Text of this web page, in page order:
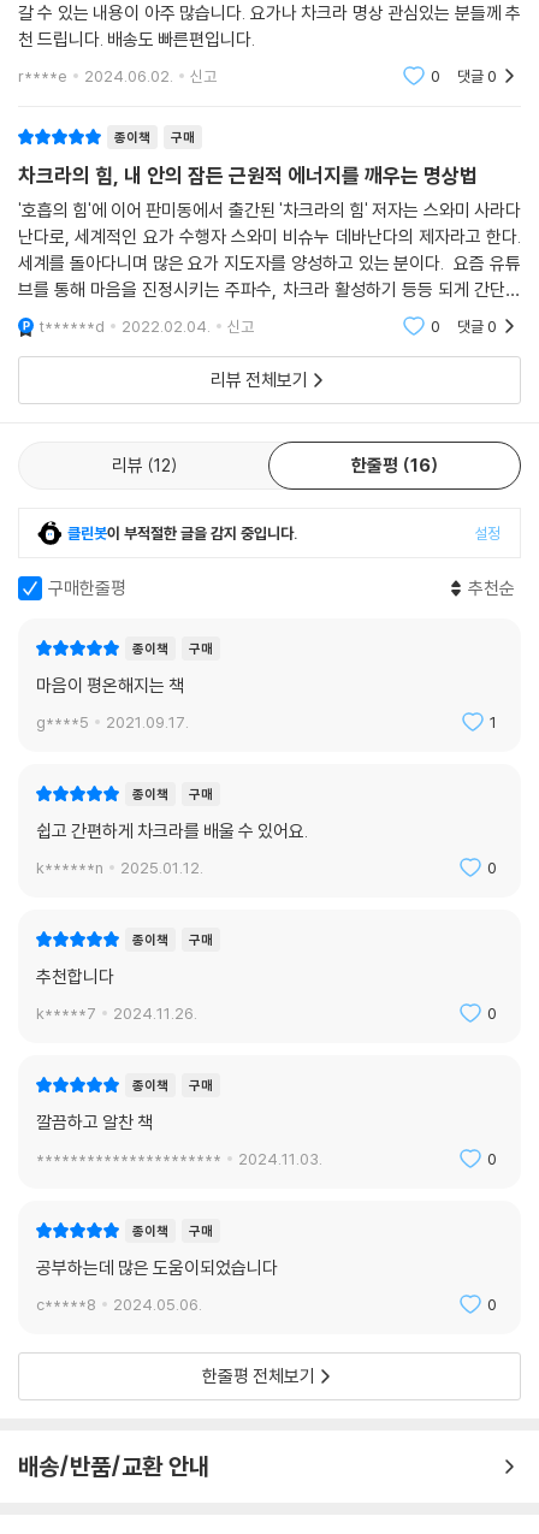
갈 수 있는 내용이 아주 많습니다. 요가나 차크라 명상 관심있는 분들께 추
천 드립니다. 배송도 빠른편입니다.
r****e 2024.06.02. 신고 0 댓글0
종이책 구매
차크라의 힘, 내 안의 잠든 근원적 에너지를 깨우는 명상법
'호흡의 힘'에 이어 판미동에서 출간된 '차크라의 힘' 저자는 스와미 사라다
난다로, 세계적인 요가 수행자 스와미 비슈누 데바난다의 제자라고 한다.
세계를 돌아다니며 많은 요가 지도자를 양성하고 있는 분이다. 요즘 유튜
브를 통해 마음을 진정시키는 주파수, 차크라 활성하기 등등 되게 간단한
음악을 듣곤 하는데, 도대체 '차크라'가 뭐길래? 궁금해서 이 책을 구입하
게 되었다.
t******d 2022.02.04. 신고 0 댓글0
리뷰 전체보기
리뷰 12 한줄평 16
클린봇이 부적절한 글을 감지 중입니다. 설정
구매한줄평 추천순
종이책 구매
마음이 평온해지는 책
g****5 2021.09.17. 1
종이책 구매
쉽고 간편하게 차크라를 배울 수 있어요.
k******n 2025.01.12. 0
종이책 구매
추천합니다
k*****7 2024.11.26. 0
종이책 구매
깔끔하고 알찬 책
********************** 2024.11.03. 0
종이책 구매
공부하는데 많은 도움이되었습니다
c*****8 2024.05.06. 0
한줄평 전체보기
배송/반품/교환 안내